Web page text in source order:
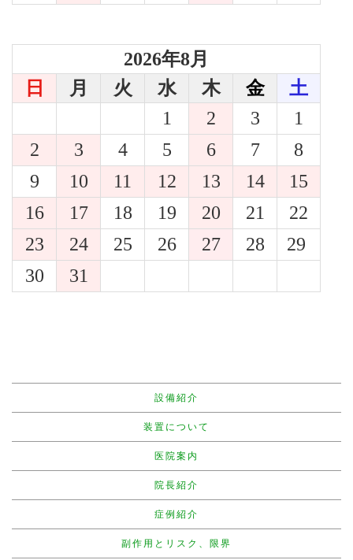
2026年8月
日
月 火 水 木 金
土
1
2 3
1
2
3 4 5 6 7
8
9
10 11 12 13 14
15
16
17 18 19 20 21
22
23
24 25 26 27 28
29
30
31
設備紹介
装置について
医院案内
院長紹介
症例紹介
副作用とリスク、限界